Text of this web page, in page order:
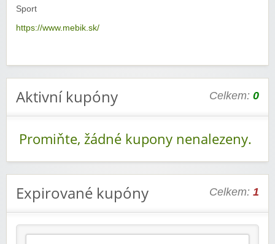
Sport
https://www.mebik.sk/
Aktivní kupóny Celkem: 0
Promiňte, žádné kupony nenalezeny.
Expirované kupóny Celkem: 1